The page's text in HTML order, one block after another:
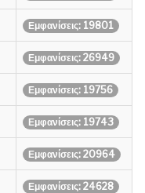
Εμφανίσεις: 19801
Εμφανίσεις: 26949
Εμφανίσεις: 19756
Εμφανίσεις: 19743
Εμφανίσεις: 20964
Εμφανίσεις: 24628